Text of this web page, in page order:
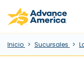
Skip to main content
Advance America
Inicio Sucursales